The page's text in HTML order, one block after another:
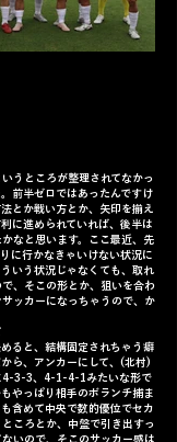
うところが整理されてなかっ
前半ゼロではあったんですけ
とか戦い方とか、矢印を揃え
に進められていれば、後半は
なと思います。ここ最近、先
に行かなきゃいけない状況に
いう状況じゃなくても、取れ
、そこの形とか、狙いを合わ
ッカーになっちゃうので、か
ると、結構固定されちゃう癖
ら、アンカーにして、(北村)
4-3-3、4-1-4-1みたいな形で
やっぱり相手のボランチ捕ま
含めて中央で数的優位でセカ
ころとか、中盤で引き出すっ
いので、そこのサッカー感は